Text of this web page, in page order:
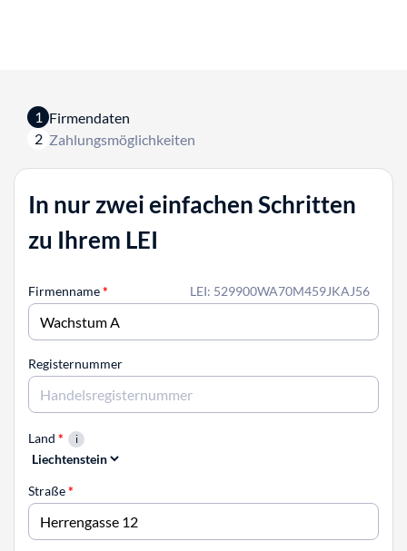
1 Firmendaten
2 Zahlungsmöglichkeiten
In nur zwei einfachen Schritten
zu Ihrem LEI
LEI: 529900WA70M459JKAJ56
Firmenname*
Registernummer
Land *
Straße*